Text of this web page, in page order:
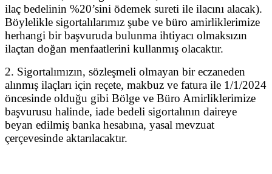
ilaç bedelinin %20’sini ödemek sureti ile ilacını alacak).
Böylelikle sigortalılarımız şube ve büro amirliklerimize
herhangi bir başvuruda bulunma ihtiyacı olmaksızın
ilaçtan doğan menfaatlerini kullanmış olacaktır.
2. Sigortalımızın, sözleşmeli olmayan bir eczaneden
alınmış ilaçları için reçete, makbuz ve fatura ile 1/1/2024
öncesinde olduğu gibi Bölge ve Büro Amirliklerimize
başvurusu halinde, iade bedeli sigortalının daireye
beyan edilmiş banka hesabına, yasal mevzuat
çerçevesinde aktarılacaktır.